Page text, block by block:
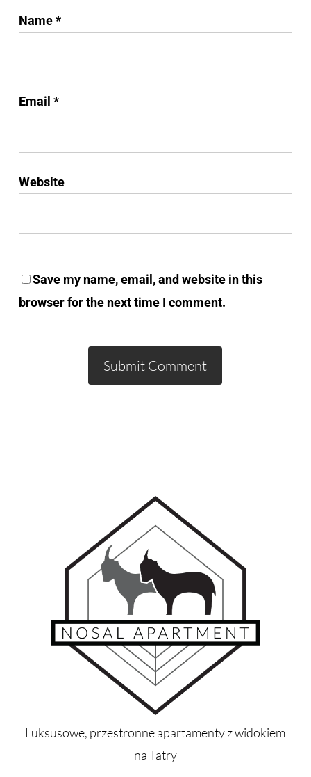
Name*
Email *
Website
Save my name, email, and website in this
browser for the next time I comment.
Luksusowe, przestronne apartamenty z widokiem
na Tatry